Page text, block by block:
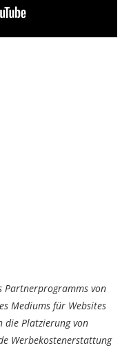
Partnerprogramms von
Mediums für Websites
die Platzierung von
Werbekostenerstattung